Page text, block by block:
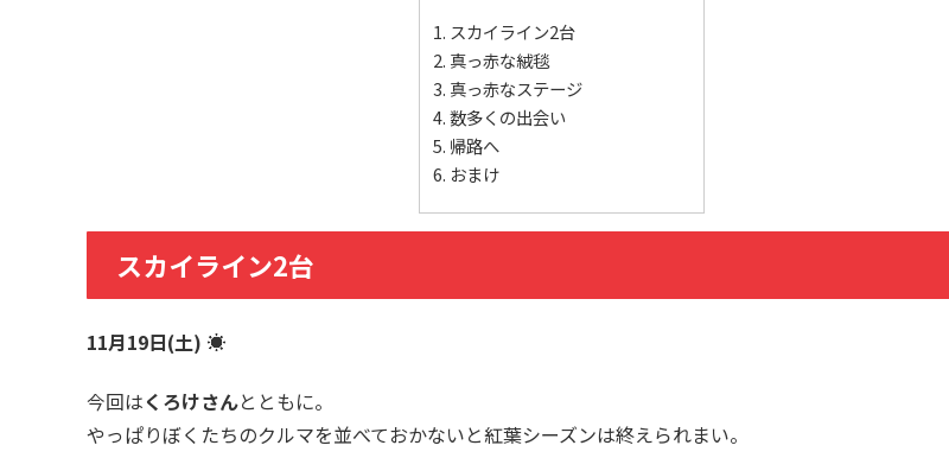
スカイライン2台
真っ赤な絨毯
真っ赤なステージ
数多くの出会い
帰路へ
おまけ
スカイライン2台
11月19日(土) ☀
今回はくろけさんとともに。
やっぱりぼくたちのクルマを並べておかないと紅葉シーズンは終えられまい。